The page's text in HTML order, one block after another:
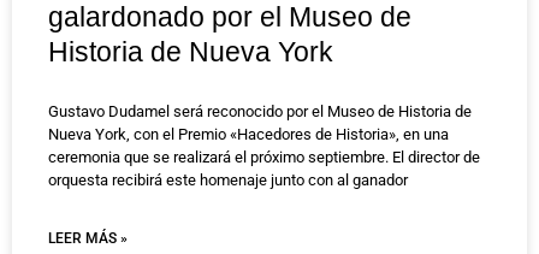
galardonado por el Museo de
Historia de Nueva York
Gustavo Dudamel será reconocido por el Museo de Historia de
Nueva York, con el Premio «Hacedores de Historia», en una
ceremonia que se realizará el próximo septiembre. El director de
orquesta recibirá este homenaje junto con al ganador
LEER MÁS »